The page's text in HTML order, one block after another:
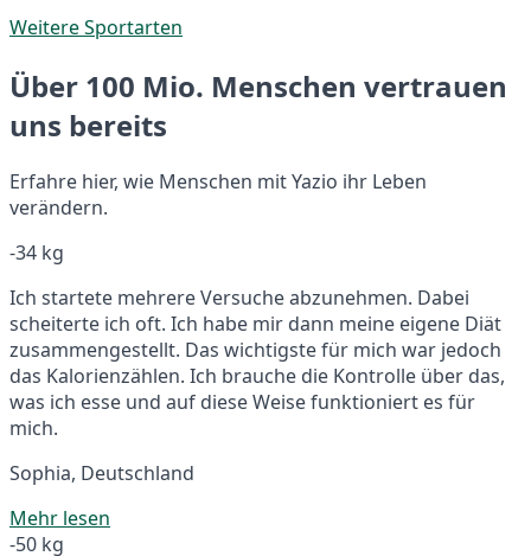
Weitere Sportarten
Über 100 Mio. Menschen vertrauen
uns bereits
Erfahre hier, wie Menschen mit Yazio ihr Leben
verändern.
-34 kg
Ich startete mehrere Versuche abzunehmen. Dabei
scheiterte ich oft. Ich habe mir dann meine eigene Diät
zusammengestellt. Das wichtigste für mich war jedoch
das Kalorienzählen. Ich brauche die Kontrolle über das,
was ich esse und auf diese Weise funktioniert es für
mich.
Sophia, Deutschland
Mehr lesen
-50 kg